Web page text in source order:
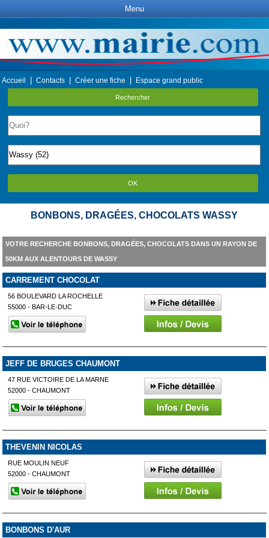
Menu
Accueil Contacts Créer une fiche Espace grand public
Rechercher
OK
BONBONS, DRAGÉES, CHOCOLATS WASSY
VOTRE RECHERCHE BONBONS, DRAGÉES, CHOCOLATS DANS UN RAYON DE
50KM AUX ALENTOURS DE WASSY
CARREMENT CHOCOLAT
56 BOULEVARD LA ROCHELLE
55000 - BAR-LE-DUC
JEFF DE BRUGES CHAUMONT
47 RUE VICTOIRE DE LA MARNE
52000 - CHAUMONT
THEVENIN NICOLAS
RUE MOULIN NEUF
52000 - CHAUMONT
BONBONS D'AUR